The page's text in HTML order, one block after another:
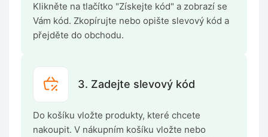
Klikněte na tlačítko "Získejte kód" a zobrazí se
Vám kód. Zkopírujte nebo opište slevový kód a
přejděte do obchodu.
3. Zadejte slevový kód
Do košíku vložte produkty, které chcete
nakoupit. V nákupním košíku vložte nebo